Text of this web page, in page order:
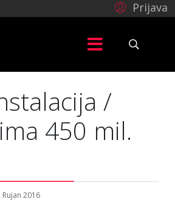
Prijava
/
450 mil.
Rujan 2016